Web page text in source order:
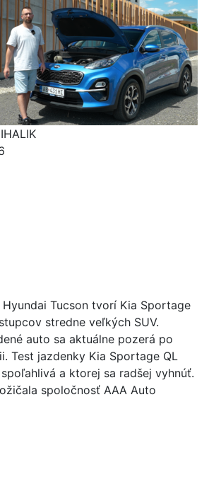
Tucson tvorí Kia Sportage
stredne veľkých SUV.
auto sa aktuálne pozerá po
Test jazdenky Kia Sportage QL
a ktorej sa radšej vyhnúť.
spoločnosť AAA Auto